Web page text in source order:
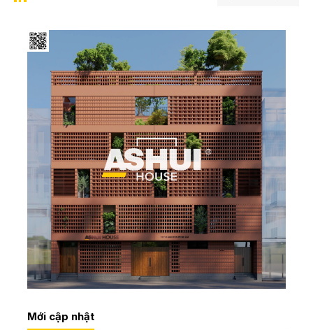
Mới cập nhật